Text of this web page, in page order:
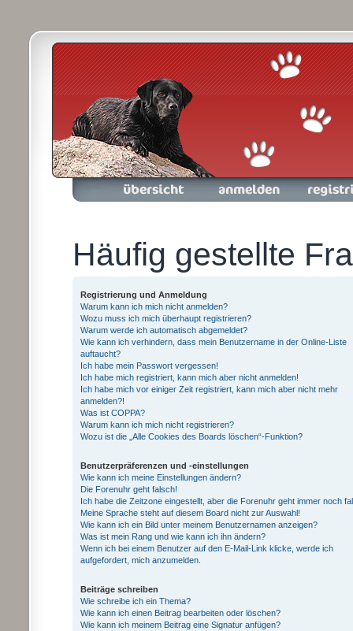
Foren-Übersicht Anmelden Registrieren
Häufig gestellte
Registrierung und Anmeldung
Warum kann ich mich nicht anmelden?
Wozu muss ich mich überhaupt registrieren?
Warum werde ich automatisch abgemeldet?
Wie kann ich verhindern, dass mein Benutzername in der Online-Liste
auftaucht?
Ich habe mein Passwort vergessen!
Ich habe mich registriert, kann mich aber nicht anmelden!
Ich habe mich vor einiger Zeit registriert, kann mich aber nicht mehr
anmelden?!
Was ist COPPA?
Warum kann ich mich nicht registrieren?
Wozu ist die „Alle Cookies des Boards löschen“-Funktion?
Benutzerpräferenzen und -einstellungen
Wie kann ich meine Einstellungen ändern?
Die Forenuhr geht falsch!
Ich habe die Zeitzone eingestellt, aber die Forenuhr geht immer noch
Meine Sprache steht auf diesem Board nicht zur Auswahl!
Wie kann ich ein Bild unter meinem Benutzernamen anzeigen?
Was ist mein Rang und wie kann ich ihn ändern?
Wenn ich bei einem Benutzer auf den E-Mail-Link klicke, werde ich
aufgefordert, mich anzumelden.
Beiträge schreiben
Wie schreibe ich ein Thema?
Wie kann ich einen Beitrag bearbeiten oder löschen?
Wie kann ich meinem Beitrag eine Signatur anfügen?